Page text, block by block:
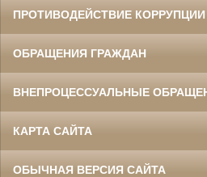
ПРОТИВОДЕЙСТВИЕ КОРРУПЦИИ
ОБРАЩЕНИЯ ГРАЖДАН
ВНЕПРОЦЕССУАЛЬНЫЕ
КАРТА САЙТА
ОБЫЧНАЯ ВЕРСИЯ САЙТА